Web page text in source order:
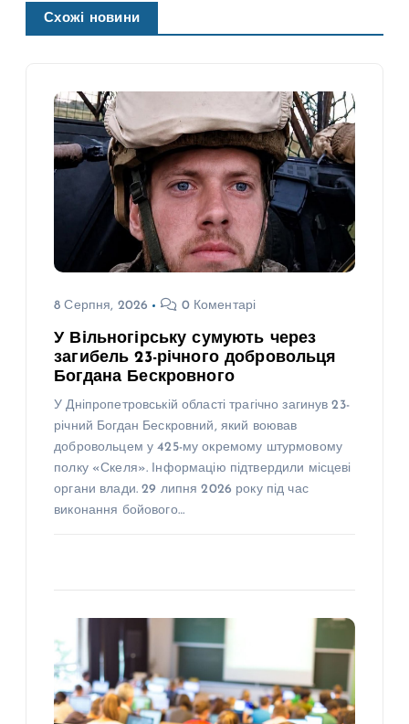
Схожі новини
8 Серпня, 2026 0 Коментарі
У Вільногірську сумують через
загибель 23-річного добровольця
Богдана Бескровного
У Дніпропетровській області трагічно загинув 23-
річний Богдан Бескровний, який воював
добровольцем у 425-му окремому штурмовому
полку «Скеля». Інформацію підтвердили місцеві
органи влади. 29 липня 2026 року під час
виконання бойового…